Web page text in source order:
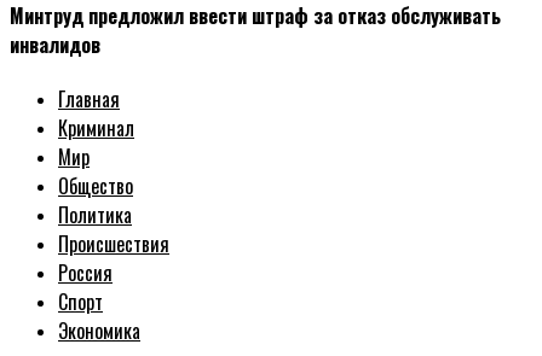
Минтруд предложил ввести штраф за отказ обслуживать
инвалидов
Главная
Криминал
Мир
Общество
Политика
Происшествия
Россия
Спорт
Экономика